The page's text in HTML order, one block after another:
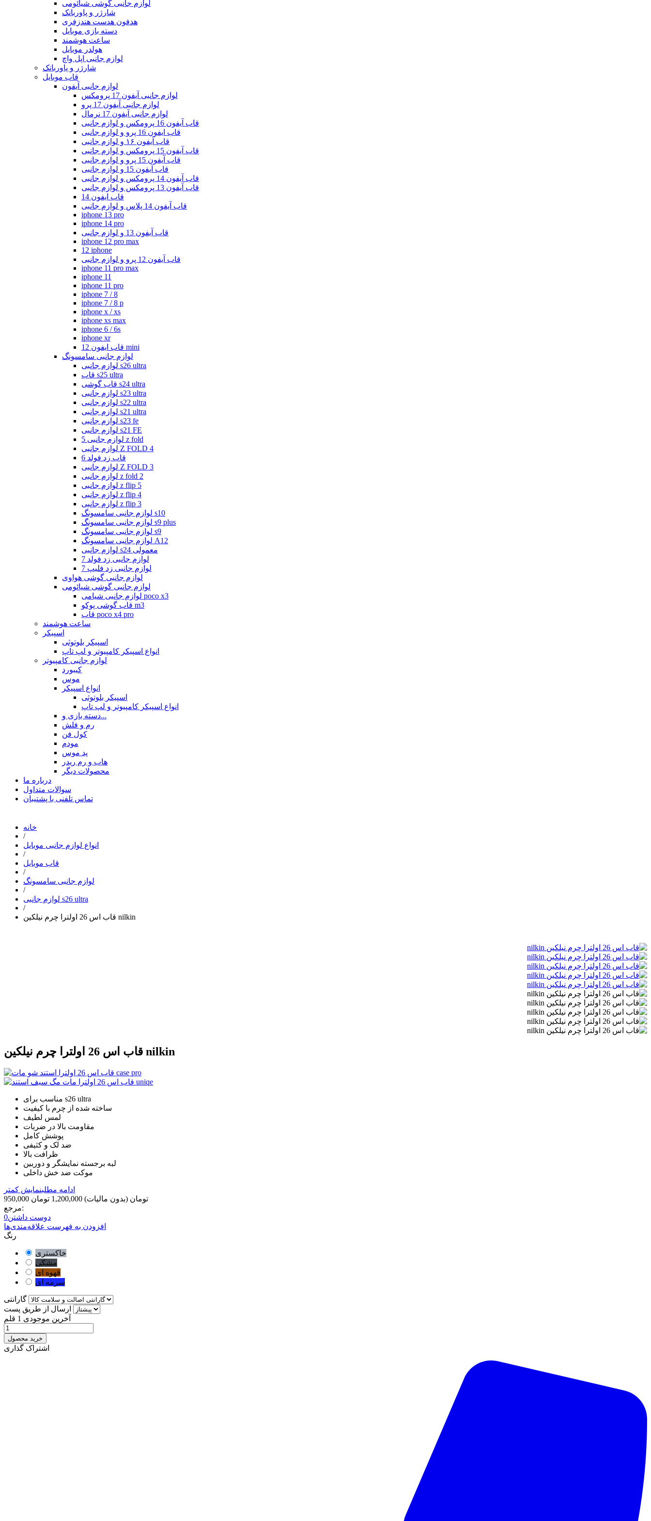
لوازم جانبی گوشی شیائومی
شارژر و پاوربانک
هدفون هدست هندزفری
دسته بازی موبایل
ساعت هوشمند
هولدر موبایل
لوازم جانبی اپل واچ
شارژر و پاوربانک
قاب موبایل
لوازم جانبی آیفون
لوازم جانبی آیفون 17 پرومکس
لوازم جانبی آیفون 17 پرو
لوازم جانبی آیفون 17 نرمال
قاب آیفون 16 پرومکس و لوازم جانبی
قاب ایفون 16 پرو و لوازم جانبی
قاب آیفون ۱۶ و لوازم جانبی
قاب آیفون 15 پرومکس و لوازم جانبی
قاب آیفون 15 پرو و لوازم جانبی
قاب آیفون 15 و لوازم جانبی
قاب آیفون 14 پرومکس و لوازم جانبی
قاب آیفون 13 پرومکس و لوازم جانبی
قاب ایفون 14
قاب آیفون 14 پلاس و لوازم جانبی
iphone 13 pro
iphone 14 pro
قاب آیفون 13 و لوازم جانبی
iphone 12 pro max
12 iphone
قاب آیفون 12 پرو و لوازم جانبی
iphone 11 pro max
iphone 11
iphone 11 pro
iphone 7 / 8
iphone 7 / 8 p
iphone x / xs
iphone xs max
iphone 6 / 6s
iphone xr
قاب ایفون 12 mini
لوازم جانبی سامسونگ
لوازم جانبی s26 ultra
قاب s25 ultra
قاب گوشی s24 ultra
لوازم جانبی s23 ultra
لوازم جانبی s22 ultra
لوازم جانبی s21 ultra
لوازم جانبی s23 fe
لوازم جانبی s21 FE
لوازم جانبی 5 z fold
لوازم جانبی Z FOLD 4
قاب زد فولد 6
لوازم جانبی Z FOLD 3
لوازم جانبی z fold 2
لوازم جانبی z flip 5
لوازم جانبی z flip 4
لوازم جانبی z flip 3
لوازم جانبی سامسونگ s10
لوازم جانبی سامسونگ s9 plus
لوازم جانبی سامسونگ s9
لوازم جانبی سامسونگ A12
لوازم جانبی s24 معمولی
لوازم جانبی زد فولد 7
لوازم جانبی زد فلیپ 7
لوازم جانبی گوشی هواوی
لوازم جانبی گوشی شیائومی
لوازم جانبی شیامی poco x3
قاب گوشی پوکو m3
قاب poco x4 pro
ساعت هوشمند
اسپیکر
اسپیکر بلوتوثی
انواع اسپیکر کامپیوتر و لپ تاپ
لوازم جانبی کامپیوتر
کیبورد
موس
انواع اسپیکر
اسپیکر بلوتوثی
انواع اسپیکر کامپیوتر و لپ تاپ
دسته بازی و...
رم و فلش
کول فن
مودم
پد موس
هاب و رم ریدر
محصولات دیگر
درباره ما
سوالات متداول
تماس تلفنی با پشتیبان
خانه
/
انواع لوازم جانبی موبایل
/
قاب موبایل
/
لوازم جانبی سامسونگ
/
لوازم جانبی s26 ultra
/
قاب اس 26 اولترا چرم نیلکین nilkin
قاب اس 26 اولترا چرم نیلکین nilkin
مناسب برای s26 ultra
ساخته شده از چرم با کیفیت
لمس لطیف
مقاومت بالا در ضربات
پوشش کامل
ضد لک و کثیفی
ظرافت بالا
لبه برجسته نمایشگر و دوربین
موکت ضد خش داخلی
ادامه مطلبنمایش کمتر
950,000 تومان (بدون مالیات) 1,200,000 تومان
مرجع:
دوست داشتن0
افزودن به فهرست علاقه‌مندی‌ها
رنگ
خاکستری
مشکی
قهوه ای
سرمه ای
گارانتی
ارسال از طریق پست
آخرین موجودی 1 قلم
خرید محصول
اشتراک گذاری